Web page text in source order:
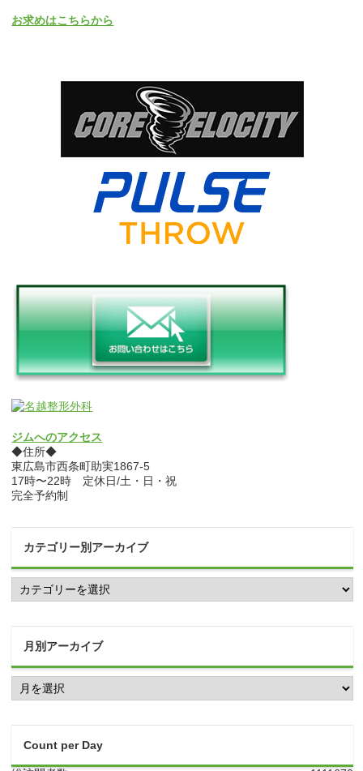
お求めはこちらから
ジムへのアクセス
◆住所◆
東広島市西条町助実1867-5
17時〜22時 定休日/土・日・祝
完全予約制
カテゴリー別アーカイブ
カ
テ
ゴ
ア
ー
カ
月別アーカイブ
月
別
ア
ブ
Count per Day